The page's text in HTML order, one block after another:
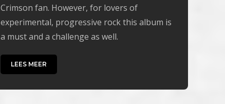
Crimson fan. However, for lovers of
experimental, progressive rock this album is
a must and a challenge as well.
LEES MEER